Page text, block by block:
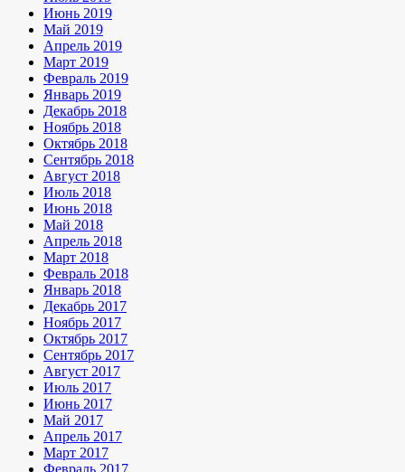
Июнь 2019
Май 2019
Апрель 2019
Март 2019
Февраль 2019
Январь 2019
Декабрь 2018
Ноябрь 2018
Октябрь 2018
Сентябрь 2018
Август 2018
Июль 2018
Июнь 2018
Май 2018
Апрель 2018
Март 2018
Февраль 2018
Январь 2018
Декабрь 2017
Ноябрь 2017
Октябрь 2017
Сентябрь 2017
Август 2017
Июль 2017
Июнь 2017
Май 2017
Апрель 2017
Март 2017